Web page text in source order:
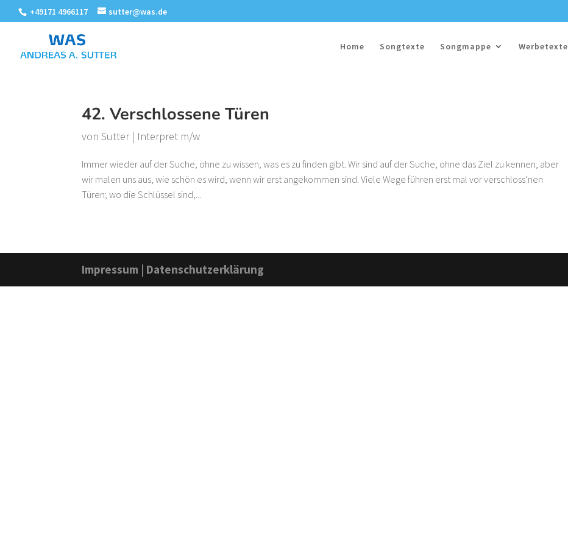
+49171 4966117 sutter@was.de
Home Songtexte Songmappe Werbetexte
42. Verschlossene Türen
vonSutter| Interpret m/w
Immer wieder auf der Suche, ohne zu wissen, was es zu finden gibt. Wir sind auf der Suche, ohne das Ziel zu kennen, aber
wir malen uns aus, wie schön es wird, wenn wir erst angekommen sind. Viele Wege führen erst mal vor verschloss’nen
Türen; wo die Schlüssel sind,...
Impressum | Datenschutzerklärung